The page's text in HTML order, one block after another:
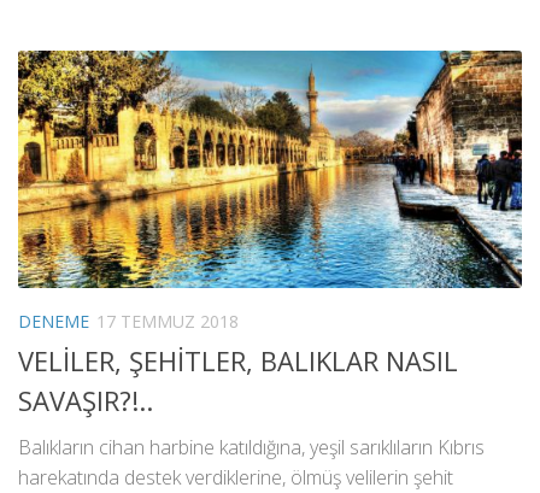
DENEME 17 TEMMUZ 2018
VELİLER, ŞEHİTLER, BALIKLAR NASIL
SAVAŞIR?!..
Balıkların cihan harbine katıldığına, yeşil sarıklıların Kıbrıs
harekatında destek verdiklerine, ölmüş velilerin şehit